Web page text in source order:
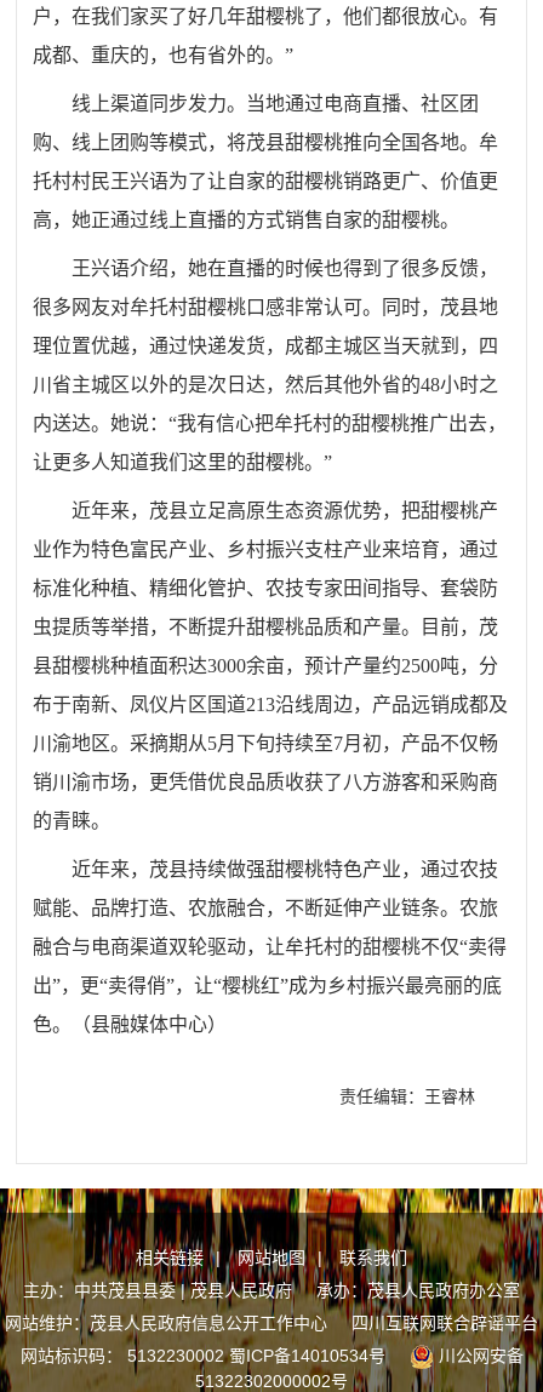
户，在我们家买了好几年甜樱桃了，他们都很放心。有
成都、重庆的，也有省外的。”
线上渠道同步发力。当地通过电商直播、社区团
购、线上团购等模式，将茂县甜樱桃推向全国各地。牟
托村村民王兴语为了让自家的甜樱桃销路更广、价值更
高，她正通过线上直播的方式销售自家的甜樱桃。
王兴语介绍，她在直播的时候也得到了很多反馈，
很多网友对牟托村甜樱桃口感非常认可。同时，茂县地
理位置优越，通过快递发货，成都主城区当天就到，四
川省主城区以外的是次日达，然后其他外省的48小时之
内送达。她说：“我有信心把牟托村的甜樱桃推广出去，
让更多人知道我们这里的甜樱桃。”
近年来，茂县立足高原生态资源优势，把甜樱桃产
业作为特色富民产业、乡村振兴支柱产业来培育，通过
标准化种植、精细化管护、农技专家田间指导、套袋防
虫提质等举措，不断提升甜樱桃品质和产量。目前，茂
县甜樱桃种植面积达3000余亩，预计产量约2500吨，分
布于南新、凤仪片区国道213沿线周边，产品远销成都及
川渝地区。采摘期从5月下旬持续至7月初，产品不仅畅
销川渝市场，更凭借优良品质收获了八方游客和采购商
的青睐。
近年来，茂县持续做强甜樱桃特色产业，通过农技
赋能、品牌打造、农旅融合，不断延伸产业链条。农旅
融合与电商渠道双轮驱动，让牟托村的甜樱桃不仅“卖得
出”，更“卖得俏”，让“樱桃红”成为乡村振兴最亮丽的底
色。（县融媒体中心）
责任编辑：王睿林
相关链接 | 网站地图 |
联系我们
主办：中共茂县县委 | 茂县人民政府 承办：茂县人民政府办公室
网站维护：茂县人民政府信息公开工作中心四川互联网联合辟谣平台
网站标识码： 5132230002蜀ICP备14010534号
川公网安备
51322302000002号